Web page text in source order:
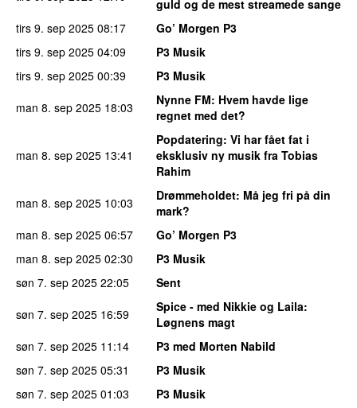
guld og de mest streamede sange
tirs 9. sep 2025 08:17
Go’ Morgen P3
tirs 9. sep 2025 04:09
P3 Musik
tirs 9. sep 2025 00:39
P3 Musik
man 8. sep 2025 18:03 Nynne FM: Hvem havde lige
regnet med det?
man 8. sep 2025 13:41
Popdatering: Vi har fået fat i
eksklusiv ny musik fra Tobias
Rahim
man 8. sep 2025 10:03 Drømmeholdet: Må jeg fri på din
mark?
man 8. sep 2025 06:57
Go’ Morgen P3
man 8. sep 2025 02:30
P3 Musik
søn 7. sep 2025 22:05
Sent
søn 7. sep 2025 16:59 Spice - med Nikkie og Laila:
Løgnens magt
søn 7. sep 2025 11:14
P3 med Morten Nabild
søn 7. sep 2025 05:31
P3 Musik
søn 7. sep 2025 01:03 P3 Musik